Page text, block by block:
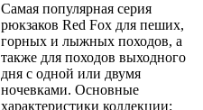
Самая популярная серия
рюкзаков Red Fox для пеших,
горных и лыжных походов, а
также для походов выходного
дня с одной или двумя
ночевками. Основные
характеристики коллекции: